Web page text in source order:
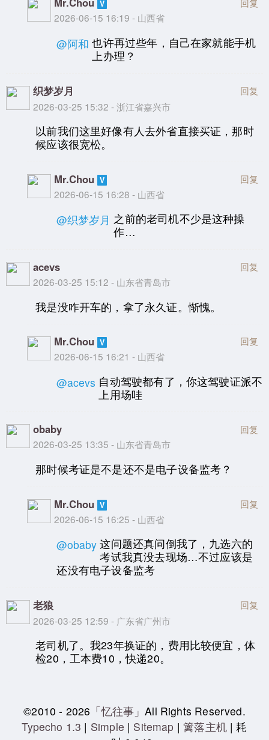
2026-06-15 16:19 - 山西省
@阿和 也许再过些年，自己在家就能手机
上办理？
织梦岁月
2026-03-25 15:32 - 浙江省嘉兴市
回复
以前我们这里好像有人去外省直接买证，那时
候应该很宽松。
Mr.Chou
2026-06-15 16:28 - 山西省
回复
@织梦岁月 之前的老司机不少是这种操
作…
acevs
2026-03-25 15:12 - 山东省青岛市
回复
我是没咋开车的，拿了永久证。惭愧。
Mr.Chou
2026-06-15 16:21 - 山西省
回复
@acevs 自动驾驶都有了，你这驾驶证派不
上用场哇
obaby
2026-03-25 13:35 - 山东省青岛市
回复
那时候考证是不是还不是电子设备监考？
Mr.Chou
2026-06-15 16:25 - 山西省
回复
@obaby 这问题还真问倒我了，九选六的
考试我真没去现场…不过应该是
还没有电子设备监考
老狼
2026-03-25 12:59 - 广东省广州市
回复
老司机了。我23年换证的，费用比较便宜，体
检20，工本费10，快递20。
©2010 - 2026 「忆往事」All Rights Reserved.
Typecho 1.3 | Simple | Sitemap |篱落主机| 耗